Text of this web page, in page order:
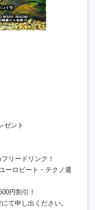
ゼント
リードリンク！
ーロビート・テクノ選
円割引！
て申し出ください。